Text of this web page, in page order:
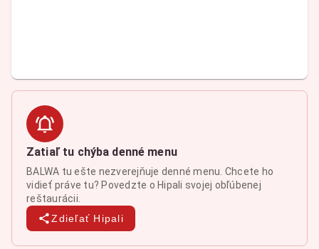
Zatiaľ tu chýba denné menu
BALWA tu ešte nezverejňuje denné menu. Chcete ho
vidieť práve tu? Povedzte o Hipali svojej obľúbenej
reštaurácii.
Zdieľať Hipali